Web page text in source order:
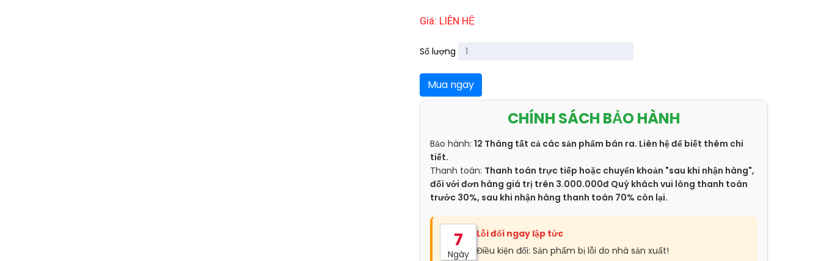
Giá: LIÊN HỆ
Số lượng
Mua ngay
CHÍNH SÁCH BẢO HÀNH
Bảo hành: 12 Tháng tất cả các sản phẩm bán ra. Liên hệ để biết thêm chi
tiết.
Thanh toán: Thanh toán trực tiếp hoặc chuyển khoản "sau khi nhận hàng",
đối với đơn hàng giá trị trên 3.000.000đ Quý khách vui lòng thanh toán
trước 30%, sau khi nhận hàng thanh toán 70% còn lại.
7
Ngày
Lỗi đổi ngay lập tức
Điều kiện đổi: Sản phẩm bị lỗi do nhà sản xuất!